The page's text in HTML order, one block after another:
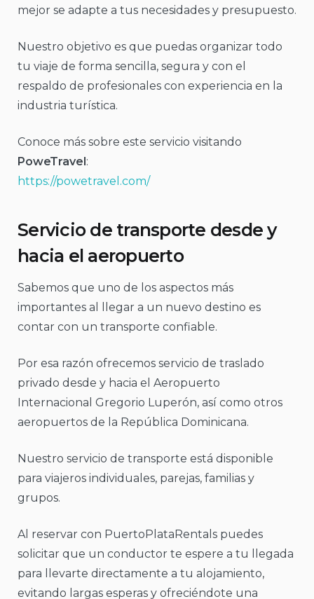
mejor se adapte a tus necesidades y presupuesto.
Nuestro objetivo es que puedas organizar todo
tu viaje de forma sencilla, segura y con el
respaldo de profesionales con experiencia en la
industria turística.
Conoce más sobre este servicio visitando
PoweTravel:
https://powetravel.com/
Servicio de transporte desde y
hacia el aeropuerto
Sabemos que uno de los aspectos más
importantes al llegar a un nuevo destino es
contar con un transporte confiable.
Por esa razón ofrecemos servicio de traslado
privado desde y hacia el Aeropuerto
Internacional Gregorio Luperón, así como otros
aeropuertos de la República Dominicana.
Nuestro servicio de transporte está disponible
para viajeros individuales, parejas, familias y
grupos.
Al reservar con PuertoPlataRentals puedes
solicitar que un conductor te espere a tu llegada
para llevarte directamente a tu alojamiento,
evitando largas esperas y ofreciéndote una